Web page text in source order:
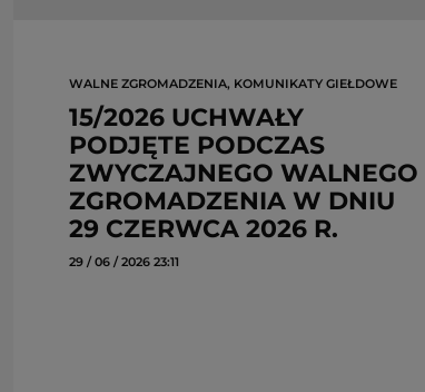
WALNE ZGROMADZENIA, KOMUNIKATY GIEŁDOWE
15/2026 UCHWAŁY
PODJĘTE PODCZAS
ZWYCZAJNEGO WALNEGO
ZGROMADZENIA W DNIU
29 CZERWCA 2026 R.
29 / 06 / 2026 23:11